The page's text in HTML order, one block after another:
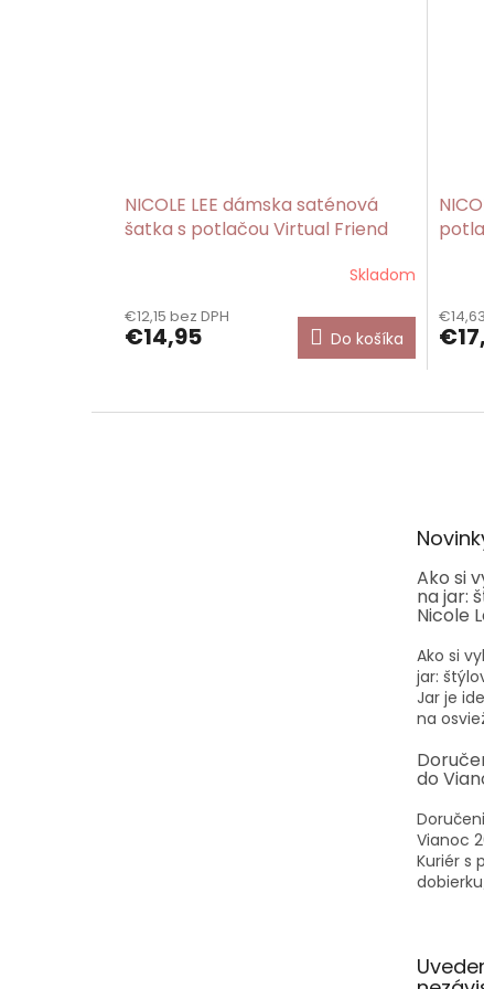
NICOLE LEE dámska saténová
šatka s potlačou Virtual Friend
Skladom
€12,15 bez DPH
€14,95 Do košíka
Ako si
na jar:
Nicole
Ako si
jar:
Jar je
na
do
Vianoc
Kuriér s